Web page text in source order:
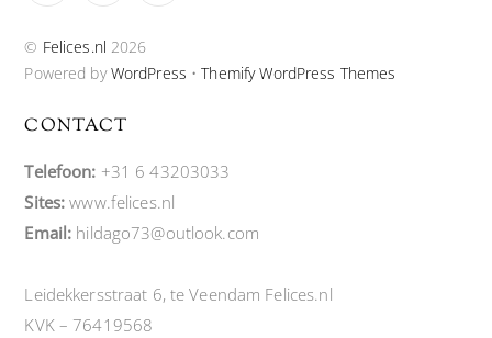
© Felices.nl 2026
Powered byWordPress •Themify WordPress Themes
CONTACT
Telefoon: +31 6 43203033
Sites: www.felices.nl
Email: hildago73@outlook.com
Leidekkersstraat 6, te Veendam Felices.nl
KVK – 76419568